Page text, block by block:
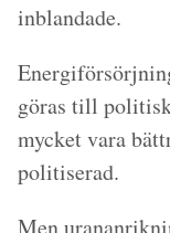
inblandade.
göras till
mycket vara
politiserad.
Men